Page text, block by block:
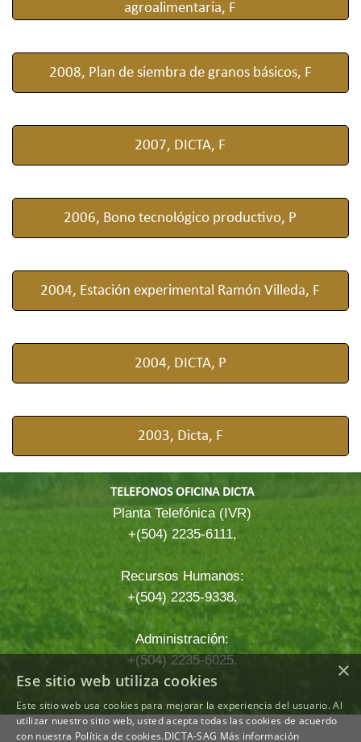
agroalimentaria, F
2008, Plan de siembra de granos básicos, F
2007, DICTA, F
2006, Bono tecnológico productivo, P
2004, Estación experimental Ramón Villeda, F
2004, DICTA, P
2003, Dicta, F
TELEFONOS OFICINA DICTA
Planta Telefónica (IVR)
+(504) 2235-6111,
Recursos Humanos:
+(504) 2235-9338.
Administración:
+(504) 2235-6025.
Regreso al contenido
×
Ese sitio web utiliza cookies
Este sitio web usa cookies para mejorar la experiencia del usuario. Al
utilizar nuestro sitio web, usted acepta todas las cookies de acuerdo
con nuestra Política de cookies.DICTA-SAG Más información